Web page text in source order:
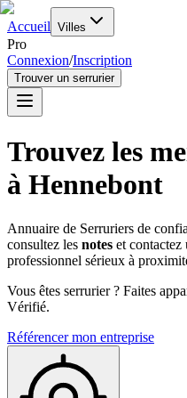
Accueil Villes
Pro
Connexion/Inscription
Trouver un serrurier
Trouvez les
à Hennebont
Annuaire de Serruriers de
consultez les notes et contactez
professionnel sérieux à
Vous êtes serrurier ? Faites
Vérifié.
Référencer mon entreprise